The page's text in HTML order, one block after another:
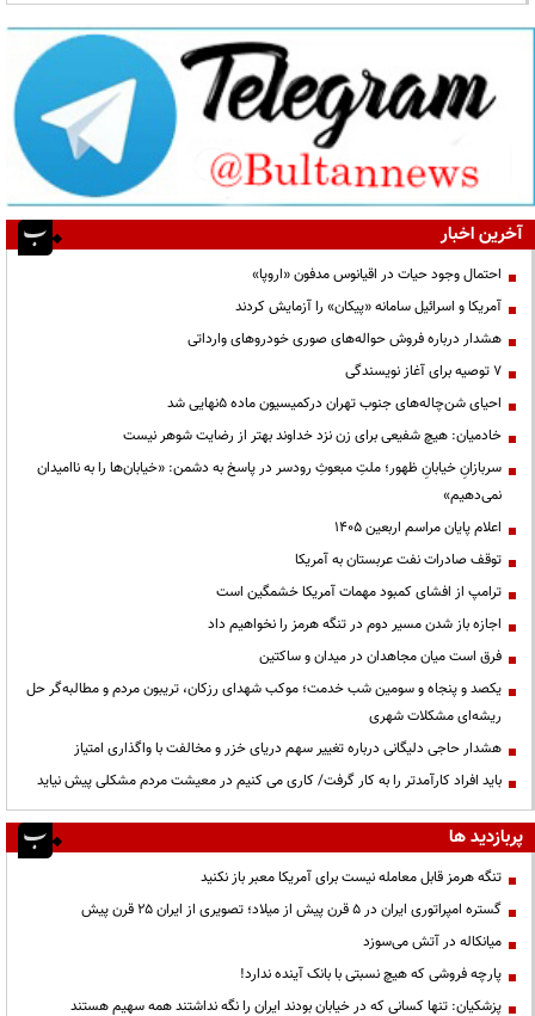
آخرین اخبار
احتمال وجود حیات در اقیانوس مدفون «اروپا»
آمریکا و اسرائیل سامانه «پیکان» را آزمایش کردند
هشدار درباره فروش حواله‌های صوری خودروهای وارداتی
۷ توصیه برای آغاز نویسندگی
احیای شن‌چاله‌های جنوب تهران درکمیسیون ماده ۵نهایی شد
خادمیان: هیچ شفیعی برای زن نزد خداوند بهتر از رضایت شوهر نیست
سربازانِ خیابانِ ظهور؛ ملتِ مبعوثِ رودسر در پاسخ به دشمن: «خیابان‌ها را به ناامیدان
نمی‌دهیم»
اعلام پایان مراسم اربعین ۱۴۰۵
توقف صادرات نفت عربستان به آمریکا
ترامپ از افشای کمبود مهمات آمریکا خشمگین است
اجازه باز شدن مسیر دوم در تنگه هرمز را نخواهیم داد
فرق است میان مجاهدان در میدان و ساکتین
یکصد و پنجاه و سومین شب خدمت؛ موکب شهدای رزکان، تریبون مردم و مطالبه‌گر حل
ریشه‌ای مشکلات شهری
هشدار حاجی دلیگانی درباره تغییر سهم دریای خزر و مخالفت با واگذاری امتیاز
باید افراد کارآمدتر را به کار گرفت/ کاری می کنیم در معیشت مردم مشکلی پیش نیاید
پربازدید ها
تنگه هرمز قابل معامله نیست برای آمریکا معبر باز نکنید
گستره امپراتوری ایران در ۵ قرن پیش از میلاد؛ تصویری از ایران ۲۵ قرن پیش
میانکاله در آتش می‌سوزد
پارچه فروشی که هیچ نسبتی با بانک آینده ندارد!
پزشکیان: تنها کسانی که در خیابان بودند ایران را نگه نداشتند همه سهیم هستند